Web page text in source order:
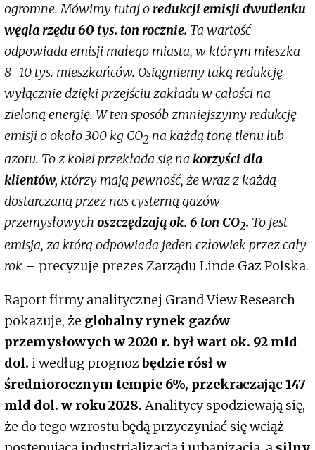
ogromne. Mówimy tutaj oredukcji emisji dwutlenku
węgla rzędu 60 tys. ton rocznie. Ta wartość
odpowiada emisji małego miasta, w którym mieszka
8–10 tys. mieszkańców. Osiągniemy taką redukcję
wyłącznie dzięki przejściu zakładu w całości na
zieloną energię. W ten sposób zmniejszymy redukcję
emisji o około 300 kg CO2 na każdą tonę tlenu lub
azotu. To z kolei przekłada się na korzyści dla
klientów, którzy mają pewność, że wraz z każdą
dostarczaną przez nas cysterną gazów
przemysłowych oszczędzają ok. 6 ton CO2. To jest
emisja, za którą odpowiada jeden człowiek przez cały
rok – precyzuje prezes Zarządu Linde Gaz Polska.
Raport firmy analitycznej Grand View Research
pokazuje, że globalny rynek gazów
przemysłowych w 2020 r. był wart ok. 92 mld
dol. i według prognozbędzie rósł w
średniorocznym tempie 6%, przekraczając 147
mld dol. w roku 2028. Analitycy spodziewają się,
że do tego wzrostu będą przyczyniać się wciąż